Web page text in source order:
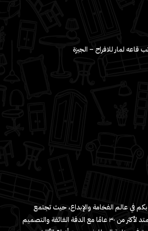
لمار للافراح – الجيزة
في عالم الفخامة والإبداع، حيث تجتمع
الخبرة الطويلة التي تمتد لأكثر من ٣٠ عامًا مع الدقة الفائقة والتصميم